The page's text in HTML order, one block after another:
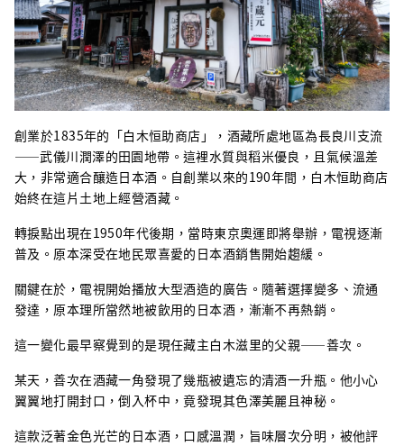
創業於1835年的「白木恒助商店」，酒藏所處地區為長良川支流
——武儀川潤澤的田園地帶。這裡水質與稻米優良，且氣候溫差
大，非常適合釀造日本酒。自創業以來的190年間，白木恒助商店
始終在這片土地上經營酒藏。
轉捩點出現在1950年代後期，當時東京奧運即將舉辦，電視逐漸
普及。原本深受在地民眾喜愛的日本酒銷售開始趨緩。
關鍵在於，電視開始播放大型酒造的廣告。隨著選擇變多、流通
發達，原本理所當然地被飲用的日本酒，漸漸不再熱銷。
這一變化最早察覺到的是現任藏主白木滋里的父親——善次。
某天，善次在酒藏一角發現了幾瓶被遺忘的清酒一升瓶。他小心
翼翼地打開封口，倒入杯中，竟發現其色澤美麗且神秘。
這款泛著金色光芒的日本酒，口感溫潤，旨味層次分明，被他評